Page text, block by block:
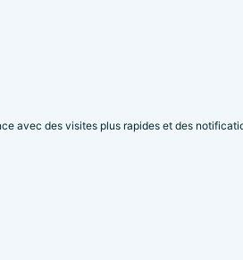
avec des visites plus rapides et des